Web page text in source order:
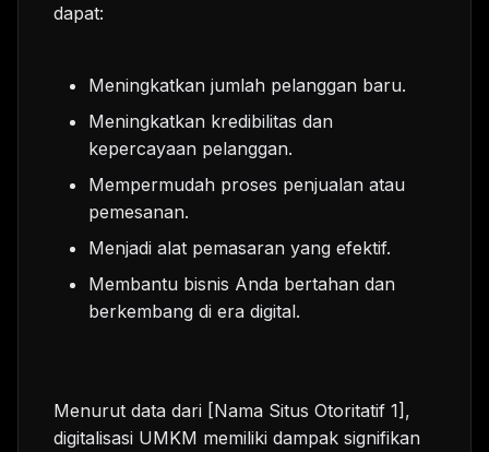
dapat:
Meningkatkan jumlah pelanggan baru.
Meningkatkan kredibilitas dan
kepercayaan pelanggan.
Mempermudah proses penjualan atau
pemesanan.
Menjadi alat pemasaran yang efektif.
Membantu bisnis Anda bertahan dan
berkembang di era digital.
Menurut data dari [Nama Situs Otoritatif 1],
digitalisasi UMKM memiliki dampak signifikan